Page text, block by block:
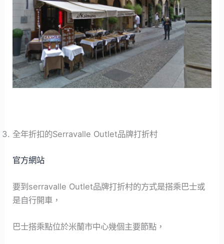
全年折扣的Serravalle Outlet品牌打折村
官方網站
要到serravalle Outlet品牌打折村的方式是搭乘巴士或
是自行開車，
巴士搭乘點位於米蘭市中心幾個主要節點，